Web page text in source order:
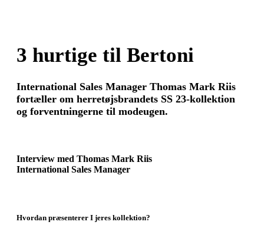
3 hurtige til Bertoni
International Sales Manager Thomas Mark Riis
fortæller om herretøjsbrandets SS 23-kollektion
og forventningerne til modeugen.
Interview med Thomas Mark Riis
International Sales Manager
Hvordan præsenterer I jeres kollektion?